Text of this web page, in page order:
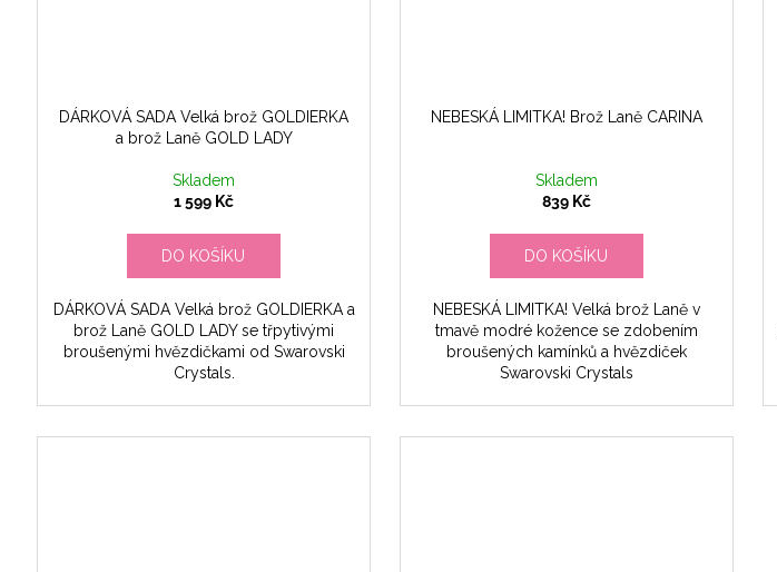
DÁRKOVÁ SADA Velká brož GOLDIERKA
a brož Laně GOLD LADY
Skladem
1 599 Kč
DO KOŠÍKU
DÁRKOVÁ SADA Velká brož GOLDIERKA a
brož Laně GOLD LADY se třpytivými
broušenými hvězdičkami od Swarovski
Crystals.
NEBESKÁ LIMITKA! Brož Laně CARINA
Skladem
839 Kč
DO KOŠÍKU
NEBESKÁ LIMITKA! Velká brož Laně v
tmavě modré kožence se zdobením
broušených kamínků a hvězdiček
Swarovski Crystals